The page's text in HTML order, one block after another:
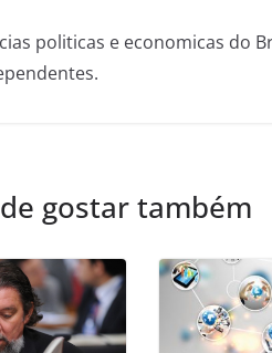
politicas e economicas do
gostar também